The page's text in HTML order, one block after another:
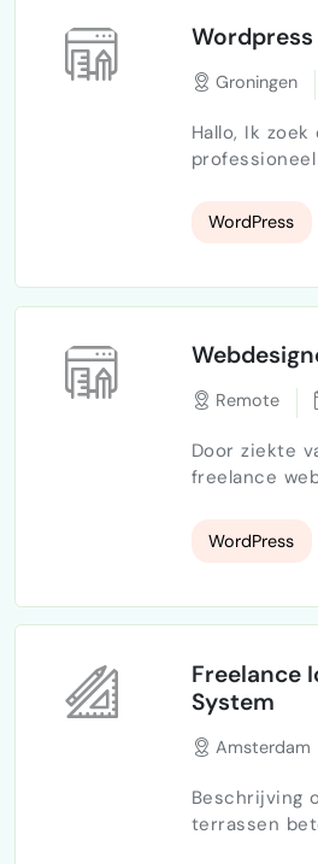
Groningen
Hallo, Ik zoek een ervaren WordPress webdesigner/developer die mijn bestaande website
professioneel kan herontwerpen.
betrouwbare
WordPress
Remote
Door ziekte
freelance
waarbij
krijgen,
WordPress
Freelance
System
Amsterdam
Beschrijving opdracht Ik werk aan een startup die
terrassen